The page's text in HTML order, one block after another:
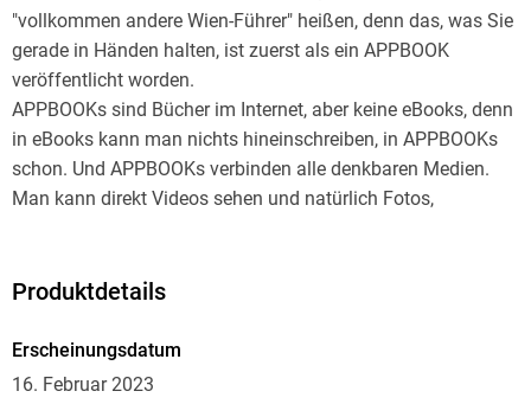
"vollkommen andere Wien-Führer" heißen, denn das, was Sie
gerade in Händen halten, ist zuerst als ein APPBOOK
veröffentlicht worden.
APPBOOKs sind Bücher im Internet, aber keine eBooks, denn
in eBooks kann man nichts hineinschreiben, in APPBOOKs
schon. Und APPBOOKs verbinden alle denkbaren Medien.
Man kann direkt Videos sehen und natürlich Fotos,
Hier in der eBook-Ausgabe können Sie natürlich nur lesen
wenn Sie die scannen, kommen Sie auch auf die wichtigsten
Informationen aus dem Internet.
Produktdetails
Erscheinungsdatum
16. Februar 2023